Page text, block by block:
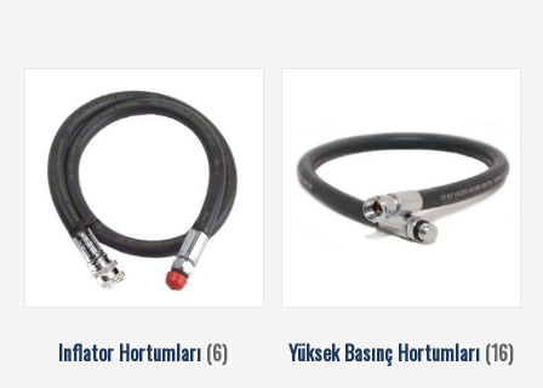
Inflator Hortumları (6) Yüksek Basınç Hortumları (16)